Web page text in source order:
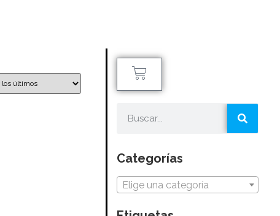
Categorías
Elige una categoría